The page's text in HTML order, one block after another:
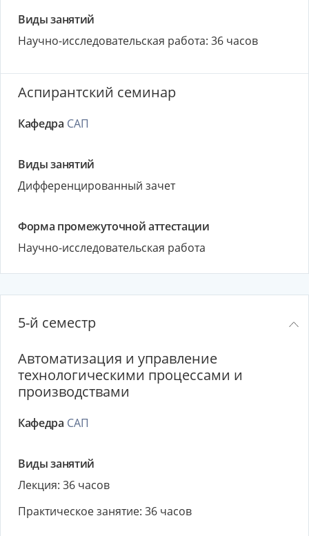
Виды занятий
Научно-исследовательская работа: 36 часов
Аспирантский семинар
Кафедра САП
Виды занятий
Дифференцированный зачет
Форма промежуточной аттестации
Научно-исследовательская работа
5-й семестр
Автоматизация и управление
технологическими процессами и
производствами
Кафедра САП
Виды занятий
Лекция: 36 часов
Практическое занятие: 36 часов